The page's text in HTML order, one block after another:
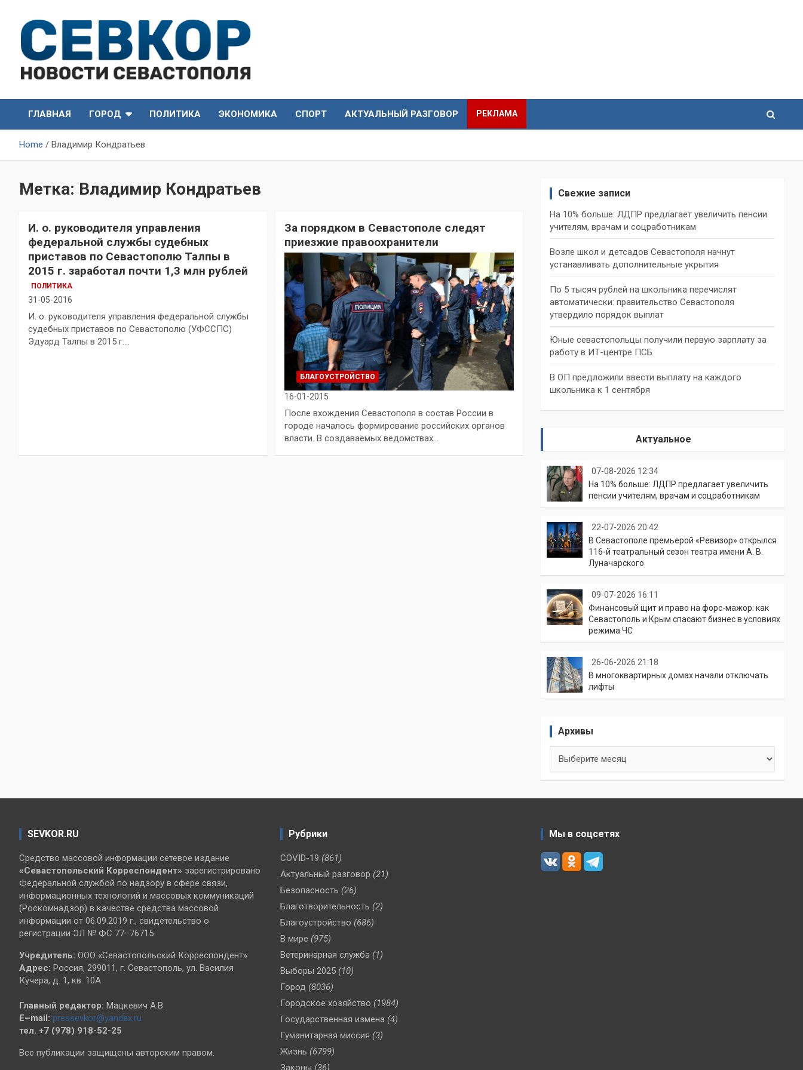
content
СевКор — Новости
Севастополя
Севастополя
ГЛАВНАЯ
ГОРОД ПОЛИТИКА ЭКОНОМИКА СПОРТ АКТУАЛЬНЫЙ РАЗГОВОР РЕКЛАМА
Home Владимир Кондратьев
Метка: Владимир Кондратьев
И. о. руководителя управления
федеральной службы судебных
приставов по Севастополю Талпы в
2015 г. заработал почти 1,3 млн рублей
ПОЛИТИКА
31-05-2016
И. о. руководителя управления федеральной службы
судебных приставов по Севастополю (УФССПС)
Эдуард Талпы в 2015 г.…
За порядком в Севастополе следят
приезжие правоохранители
БЛАГОУСТРОЙСТВО
16-01-2015
После вхождения Севастополя в состав России в
городе началось формирование российских органов
власти. В создаваемых ведомствах…
Свежие записи
На 10% больше: ЛДПР предлагает увеличить пенсии
учителям, врачам и соцработникам
Возле школ и детсадов Севастополя начнут
устанавливать дополнительные укрытия
По 5 тысяч рублей на школьника перечислят
автоматически: правительство Севастополя
утвердило порядок выплат
Юные севастопольцы получили первую зарплату за
работу в ИТ-центре ПСБ
В ОП предложили ввести выплату на каждого
школьника к 1 сентября
Актуальное
07-08-2026 12:34
На 10% больше: ЛДПР предлагает увеличить
пенсии учителям, врачам и соцработникам
22-07-2026 20:42
В Севастополе премьерой «Ревизор» открылся
116-й театральный сезон театра имени А. В.
Луначарского
09-07-2026 16:11
Финансовый щит и право на форс-мажор: как
Севастополь и Крым спасают бизнес в условиях
режима ЧС
26-06-2026 21:18
В многоквартирных домах начали отключать
лифты
Архивы
SEVKOR.RU
Средство массовой информации сетевое издание
«Севастопольский Корреспондент» зарегистрировано
Федеральной службой по надзору в сфере связи,
информационных технологий и массовых коммуникаций
(Роскомнадзор) в качестве средства массовой
информации от 06.09.2019 г., свидетельство о
регистрации ЭЛ № ФС 77–76715
Учредитель: ООО «Севастопольский Корреспондент».
Адрес: Россия, 299011, г. Севастополь, ул. Василия
Кучера, д. 1, кв. 10А
Главный редактор: Мацкевич А.В.
E–mail: pressevkor@yandex.ru
тел. +7 (978) 918-52-25
Все публикации защищены авторским правом.
Рубрики
COVID-19 (861)
Актуальный разговор (21)
Безопасность (26)
Благотворительность (2)
Благоустройство (686)
В мире (975)
Ветеринарная служба (1)
Выборы 2025 (10)
Город (8036)
Городское хозяйство (1984)
Государственная измена (4)
Гуманитарная миссия (3)
Жизнь (6799)
Законы (36)
Мы в соцсетях